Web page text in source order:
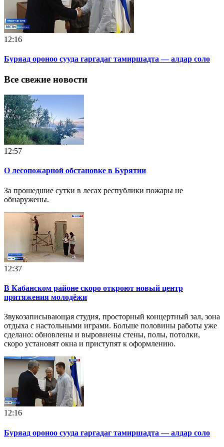
12:16
Буряад ороноо сууда гаргадаг тамиршадта — алдар соло
Все свежие новости
12:57
О лесопожарной обстановке в Бурятии
За прошедшие сутки в лесах республики пожары не
обнаружены.
12:37
В Кабанском районе скоро откроют новый центр
притяжения молодёжи
Звукозаписывающая студия, просторный концертный зал, зона
отдыха с настольными играми. Больше половины работы уже
сделано: обновлены и выровнены стены, полы, потолки,
скоро установят окна и приступят к оформлению.
12:16
Буряад ороноо сууда гаргадаг тамиршадта — алдар соло